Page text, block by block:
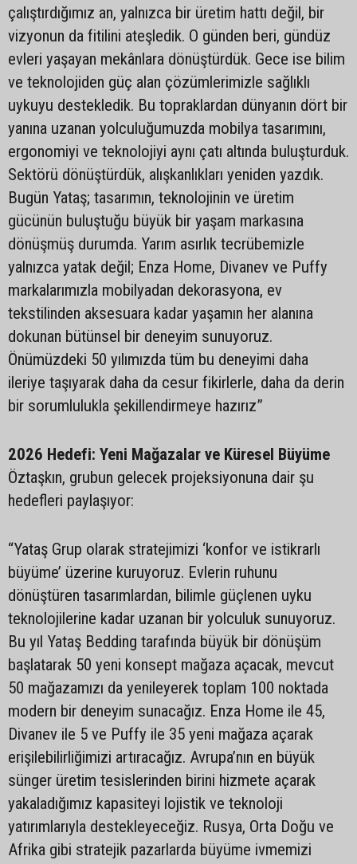
çalıştırdığımız an, yalnızca bir üretim hattı değil, bir
vizyonun da fitilini ateşledik. O günden beri, gündüz
evleri yaşayan mekânlara dönüştürdük. Gece ise bilim
ve teknolojiden güç alan çözümlerimizle sağlıklı
uykuyu destekledik. Bu topraklardan dünyanın dört bir
yanına uzanan yolculuğumuzda mobilya tasarımını,
ergonomiyi ve teknolojiyi aynı çatı altında buluşturduk.
Sektörü dönüştürdük, alışkanlıkları yeniden yazdık.
Bugün Yataş; tasarımın, teknolojinin ve üretim
gücünün buluştuğu büyük bir yaşam markasına
dönüşmüş durumda. Yarım asırlık tecrübemizle
yalnızca yatak değil; Enza Home, Divanev ve Puffy
markalarımızla mobilyadan dekorasyona, ev
tekstilinden aksesuara kadar yaşamın her alanına
dokunan bütünsel bir deneyim sunuyoruz.
Önümüzdeki 50 yılımızda tüm bu deneyimi daha
ileriye taşıyarak daha da cesur fikirlerle, daha da derin
bir sorumlulukla şekillendirmeye hazırız”
2026 Hedefi: Yeni Mağazalar ve Küresel Büyüme
Öztaşkın, grubun gelecek projeksiyonuna dair şu
hedefleri paylaşıyor:
“Yataş Grup olarak stratejimizi ‘konfor ve istikrarlı
büyüme’ üzerine kuruyoruz. Evlerin ruhunu
dönüştüren tasarımlardan, bilimle güçlenen uyku
teknolojilerine kadar uzanan bir yolculuk sunuyoruz.
Bu yıl Yataş Bedding tarafında büyük bir dönüşüm
başlatarak 50 yeni konsept mağaza açacak, mevcut
50 mağazamızı da yenileyerek toplam 100 noktada
modern bir deneyim sunacağız. Enza Home ile 45,
Divanev ile 5 ve Puffy ile 35 yeni mağaza açarak
erişilebilirliğimizi artıracağız. Avrupa’nın en büyük
sünger üretim tesislerinden birini hizmete açarak
yakaladığımız kapasiteyi lojistik ve teknoloji
yatırımlarıyla destekleyeceğiz. Rusya, Orta Doğu ve
Afrika gibi stratejik pazarlarda büyüme ivmemizi